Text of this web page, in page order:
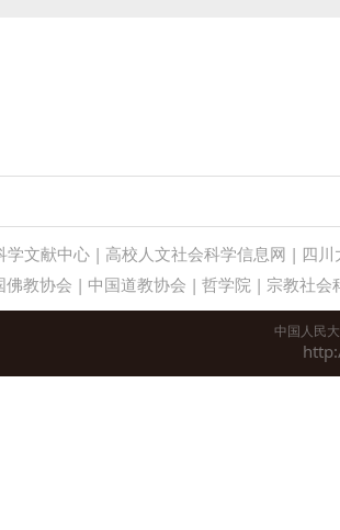
学文献中心 | 高校人文社会科学信息网 | 四
佛教协会 | 中国道教协会 | 哲学院 | 宗教社会
中国人民